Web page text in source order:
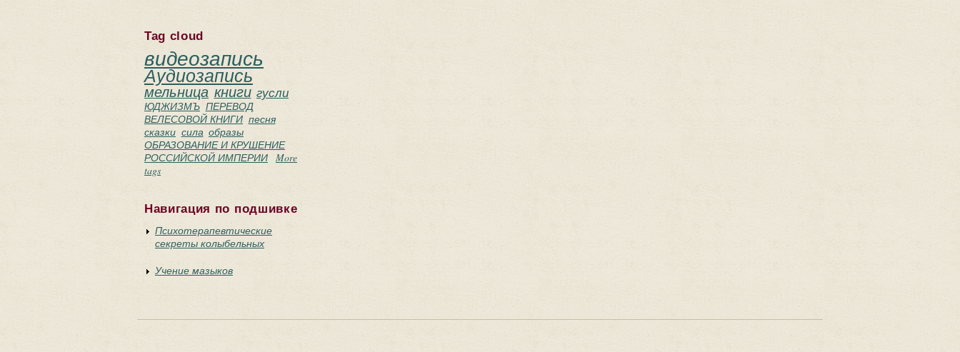
Tag cloud
видеозапись
Аудиозапись
мельница книги гусли
ЮДЖИЗМЪ ПЕРЕВОД
ВЕЛЕСОВОЙ КНИГИ песня
сказки сила образы
ОБРАЗОВАНИЕ И КРУШЕНИЕ
РОССИЙСКОЙ ИМПЕРИИ More
tags
Навигация по подшивке
Психотерапевтические
секреты колыбельных
Учение мазыков